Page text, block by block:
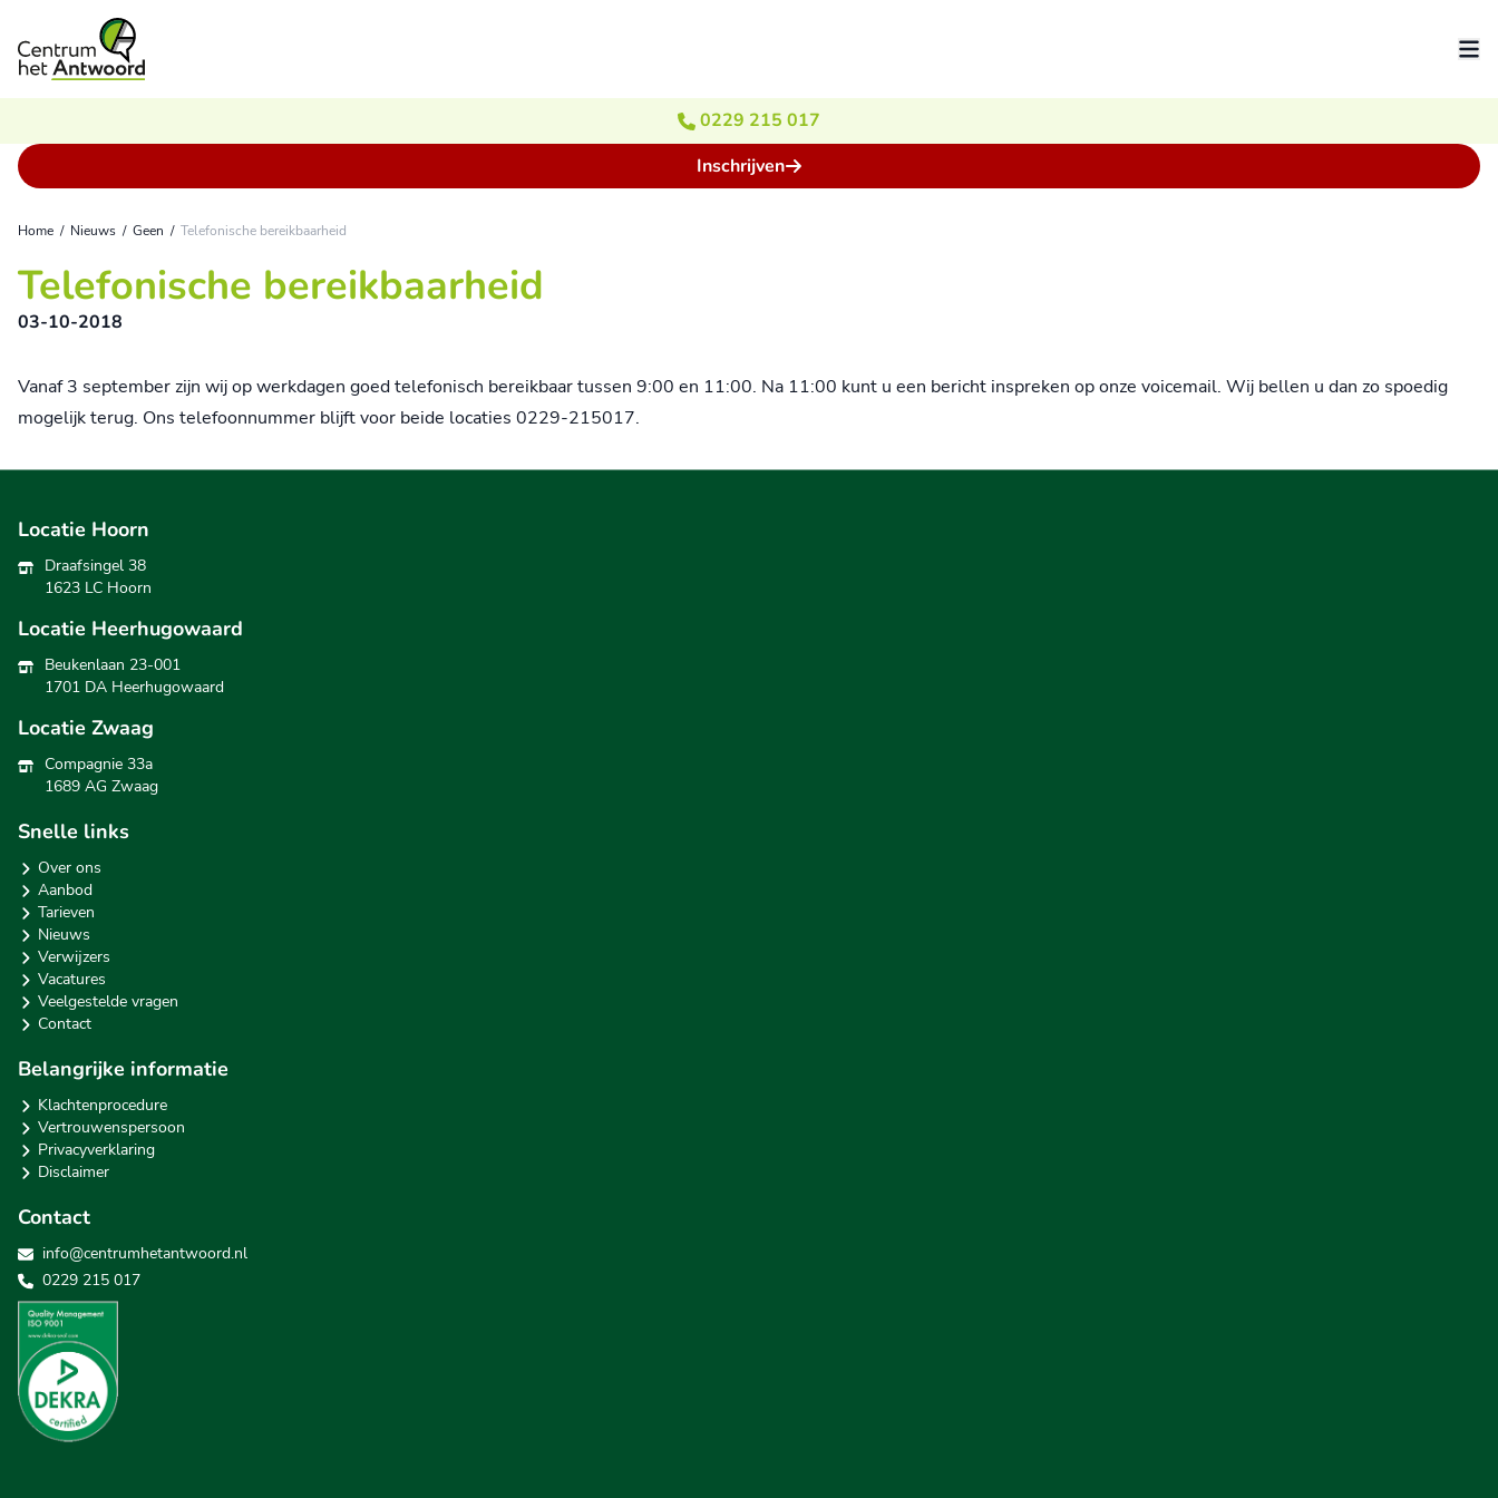
Ga naar de inhoud
0229 215 017
Inschrijven
Home / Nieuws / Geen / Telefonische bereikbaarheid
Telefonische bereikbaarheid
03-10-2018
Vanaf 3 september zijn wij op werkdagen goed telefonisch bereikbaar tussen 9:00 en 11:00. Na 11:00 kunt u een bericht inspreken op onze voicemail. Wij bellen u dan zo spoedig
mogelijk terug. Ons telefoonnummer blijft voor beide locaties 0229-215017.
Locatie Hoorn
Draafsingel 38
1623 LC Hoorn
Locatie Heerhugowaard
Beukenlaan 23-001
1701 DA Heerhugowaard
Locatie Zwaag
Compagnie 33a
1689 AG Zwaag
Snelle links
Over ons
Aanbod
Tarieven
Nieuws
Verwijzers
Vacatures
Veelgestelde vragen
Contact
Belangrijke informatie
Klachtenprocedure
Vertrouwenspersoon
Privacyverklaring
Disclaimer
Contact
info@centrumhetantwoord.nl
0229 215 017